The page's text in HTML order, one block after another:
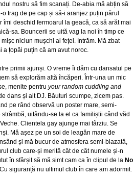
nostru să fim scanați. De-abia mă abțin să
trag de pe cap și să-i aranjez puțin părul
deschid fermoarul la geacă, ca să arăt mai
sa. Bouncerii se uită vag la noi în timp ce
niciun mușchi ai feței. Intrăm. Mă zbat
a țopăi puțin că am avut noroc.
primii ajunși. O vreme îi dăm cu dansatul pe
să explorăm altă încăperi. Într-una un mic
menite pentru your random cuddling and
dans și alt DJ. Băuturi scumpe, zicem pas.
pe rând observă un poster mare, semi-
uitându-se la el ca familiștii când văd
Clientela gay ajunge mai târziu. Se
Mă așez pe un soi de leagăn mare de
și mă bucur de atmosfera semi-blazată,
club care-și merită cât de cât numele și-n
în sfârșit să mă simt cam ca în clipul de la No
Cu siguranță nu ultimul club în care am adormit.